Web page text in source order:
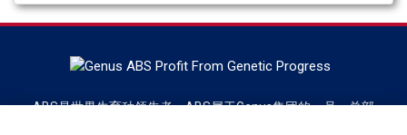
ABS是世界牛育种领先者，ABS属于Genus集团的一员，总部